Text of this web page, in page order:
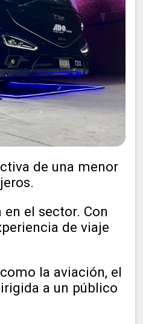
de una menor
el sector. Con
de viaje
la aviación, el
a un público